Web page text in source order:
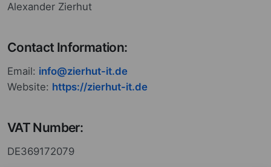
Alexander Zierhut
Contact Information:
Email: info@zierhut-it.de
Website: https://zierhut-it.de
VAT Number:
DE369172079